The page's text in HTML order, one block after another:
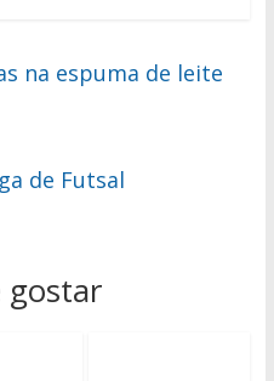
na espuma de leite
de Futsal
gostar